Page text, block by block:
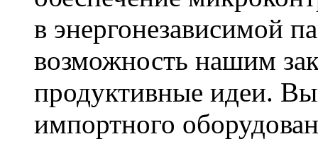
в энергонезависимой
возможность нашим
продуктивные идеи.
импортного